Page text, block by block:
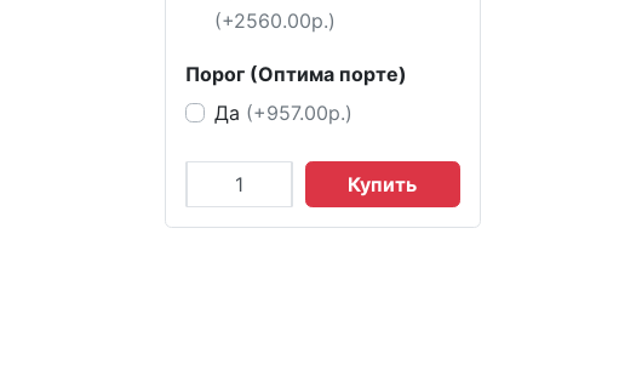
(+2560.00р.)
Порог (Оптима порте)
Да (+957.00р.)
Купить